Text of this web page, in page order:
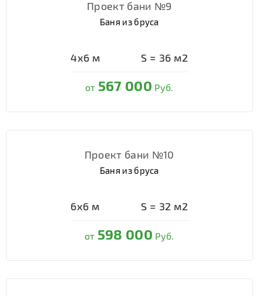
Проект бани №9
Баня из бруса
4х6 м S = 36 м2
от 567 000 Руб.
Проект бани №10
Баня из бруса
6х6 м S = 32 м2
от 598 000 Руб.